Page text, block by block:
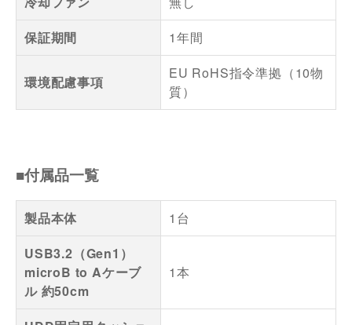
保証期間
1年間
環境配慮事項
EU RoHS指令準拠（10物
質）
■付属品一覧
製品本体
1台
USB3.2（Gen1）
microB to Aケーブ
ル 約50cm
1本